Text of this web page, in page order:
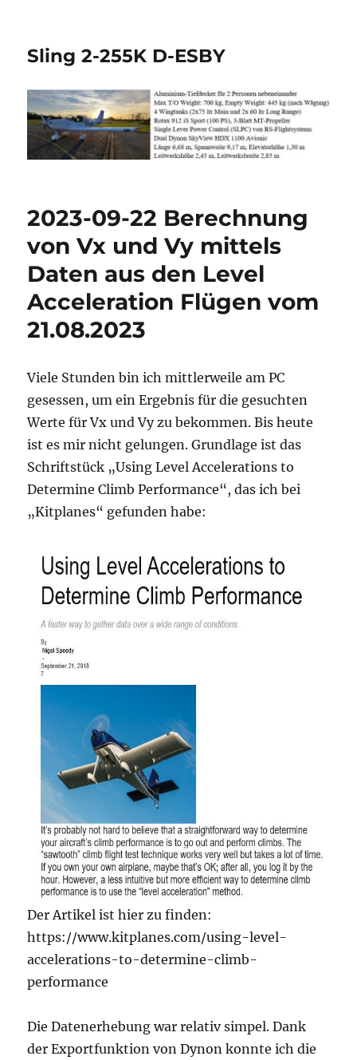
Sling 2-255K D-ESBY
2023-09-22 Berechnung
von Vx und Vy mittels
Daten aus den Level
Acceleration Flügen vom
21.08.2023
Viele Stunden bin ich mittlerweile am PC
gesessen, um ein Ergebnis für die gesuchten
Werte für Vx und Vy zu bekommen. Bis heute
ist es mir nicht gelungen. Grundlage ist das
Schriftstück „Using Level Accelerations to
Determine Climb Performance“, das ich bei
„Kitplanes“ gefunden habe:
Der Artikel ist hier zu finden:
https://www.kitplanes.com/using-level-
accelerations-to-determine-climb-
performance
Die Datenerhebung war relativ simpel. Dank
der Exportfunktion von Dynon konnte ich die